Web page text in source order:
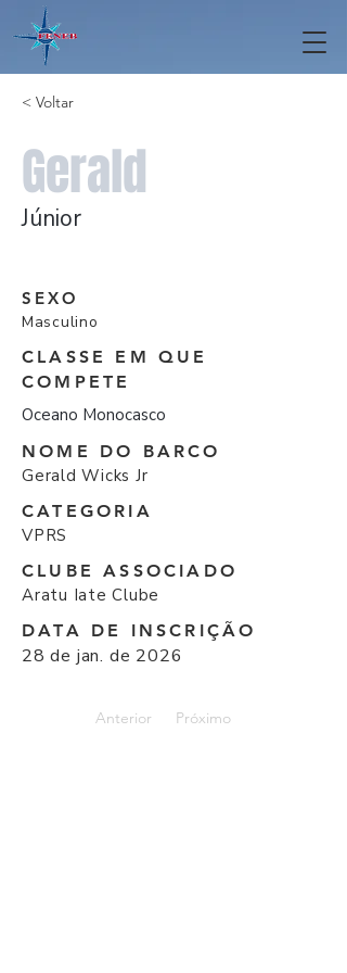
< Voltar
Gerald
Júnior
SEXO
Masculino
CLASSE EM QUE
COMPETE
Oceano Monocasco
NOME DO BARCO
Gerald Wicks Jr
CATEGORIA
VPRS
CLUBE ASSOCIADO
Aratu Iate Clube
DATA DE INSCRIÇÃO
28 de jan. de 2026
Anterior Próximo